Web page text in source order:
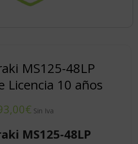
MS125-48LP
Licencia 10 años
€
MS125-48LP